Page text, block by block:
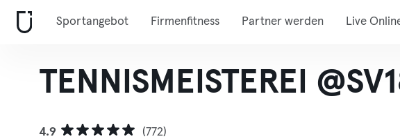
Sportangebot Firmenfitness Partner werden Live
TENNISMEISTEREI
4.9
(772)